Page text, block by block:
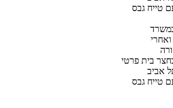
טייח גבס
בית פרטי
אביב
טייח גבס